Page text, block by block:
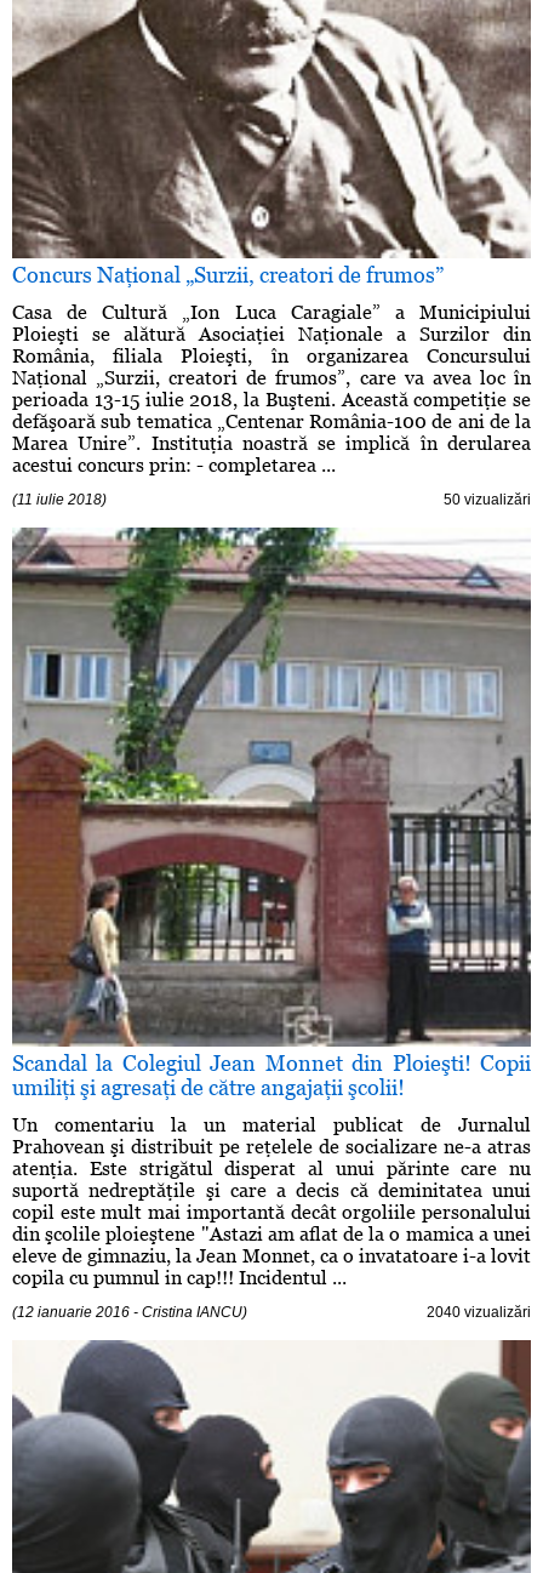
Concurs Naţional „Surzii, creatori de frumos”
Casa de Cultură „Ion Luca Caragiale” a Municipiului
Ploieşti se alătură Asociaţiei Naţionale a Surzilor din
România, filiala Ploieşti, în organizarea Concursului
Naţional „Surzii, creatori de frumos”, care va avea loc în
perioada 13-15 iulie 2018, la Buşteni. Această competiţie se
defăşoară sub tematica „Centenar România-100 de ani de la
Marea Unire”. Instituţia noastră se implică în derularea
acestui concurs prin: - completarea ...
(11 iulie 2018) 50 vizualizări
Scandal la Colegiul Jean Monnet din Ploieşti! Copii
umiliţi şi agresaţi de către angajaţii şcolii!
Un comentariu la un material publicat de Jurnalul
Prahovean şi distribuit pe reţelele de socializare ne-a atras
atenţia. Este strigătul disperat al unui părinte care nu
suportă nedreptăţile şi care a decis că deminitatea unui
copil este mult mai importantă decât orgoliile personalului
din şcolile ploieştene "Astazi am aflat de la o mamica a unei
eleve de gimnaziu, la Jean Monnet, ca o invatatoare i-a lovit
copila cu pumnul in cap!!! Incidentul ...
(12 ianuarie 2016 - Cristina IANCU) 2040 vizualizări